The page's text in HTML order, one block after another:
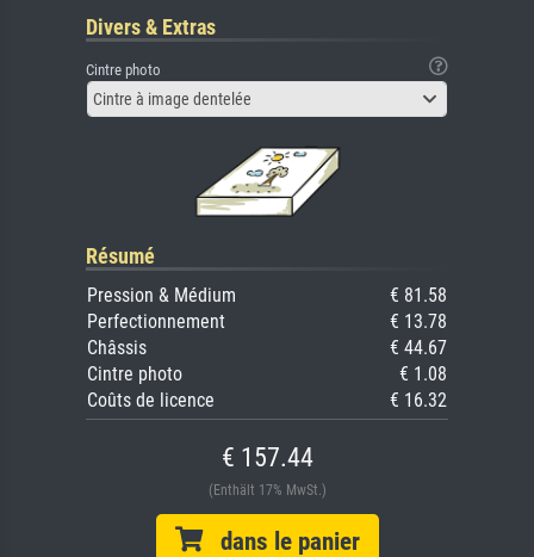
Divers & Extras
Cintre photo
Cintre à image dentelée
Résumé
Pression & Médium
€ 81.58
Perfectionnement
€ 13.78
Châssis
€ 44.67
Cintre photo
€ 1.08
Coûts de licence
€ 16.32
€ 157.44
(Enthält 17% MwSt.)
dans le panier